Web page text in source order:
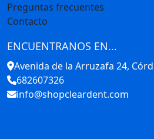
Preguntas frecuentes
Contacto
ENCUENTRANOS EN...
Avenida de la Arruzafa 24,
682607326
info@shopcleardent.com